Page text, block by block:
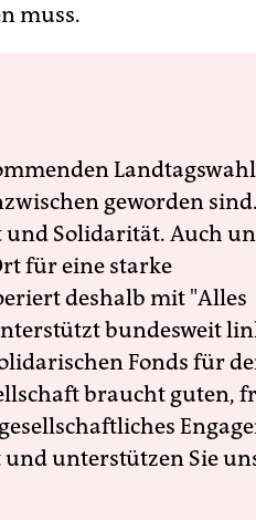
muss.
geworden sind.
und Solidarität. Auch
für eine starke
deshalb mit "Alles
bundesweit
Fonds für
braucht guten,
und unterstützen Sie